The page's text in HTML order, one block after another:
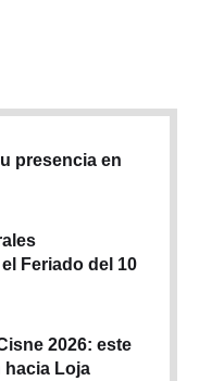
presencia en
Feriado del 10
2026: este
hacia Loja